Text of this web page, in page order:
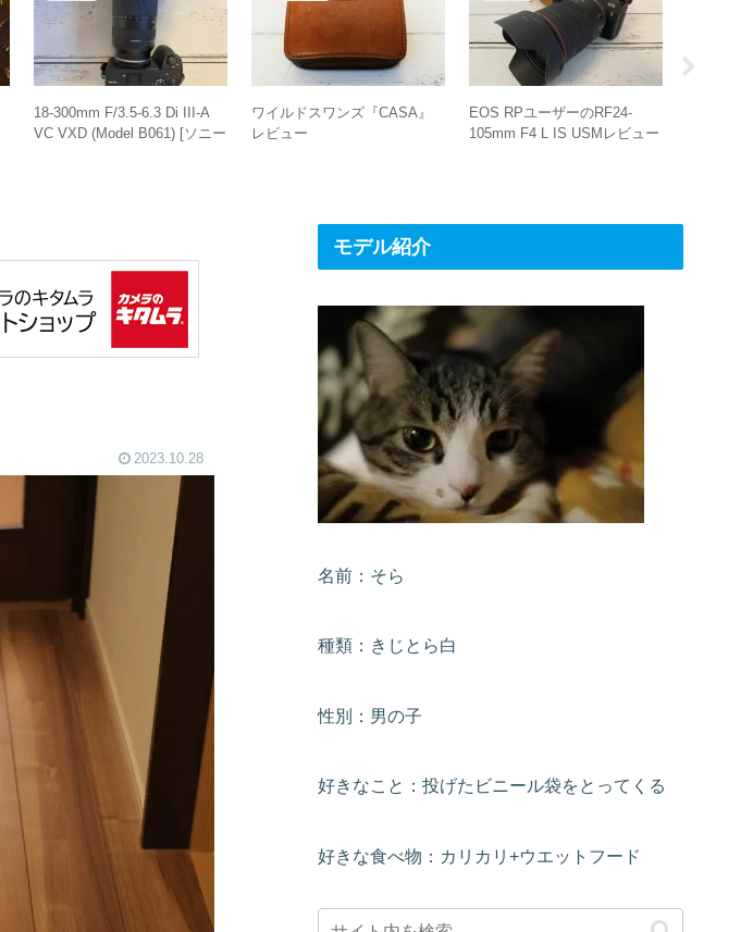
18-300mm F/3.5-6.3 Di III-A
VC VXD (Model B061) [ソニー
ワイルドスワンズ『CASA』
レビュー
EOS RPユーザーのRF24-
105mm F4 L IS USMレビュー
2023.10.28
モデル紹介
名前：そら
種類：きじとら白
性別：男の子
好きなこと：投げたビニール袋をとってくる
好きな食べ物：カリカリ+ウエットフード